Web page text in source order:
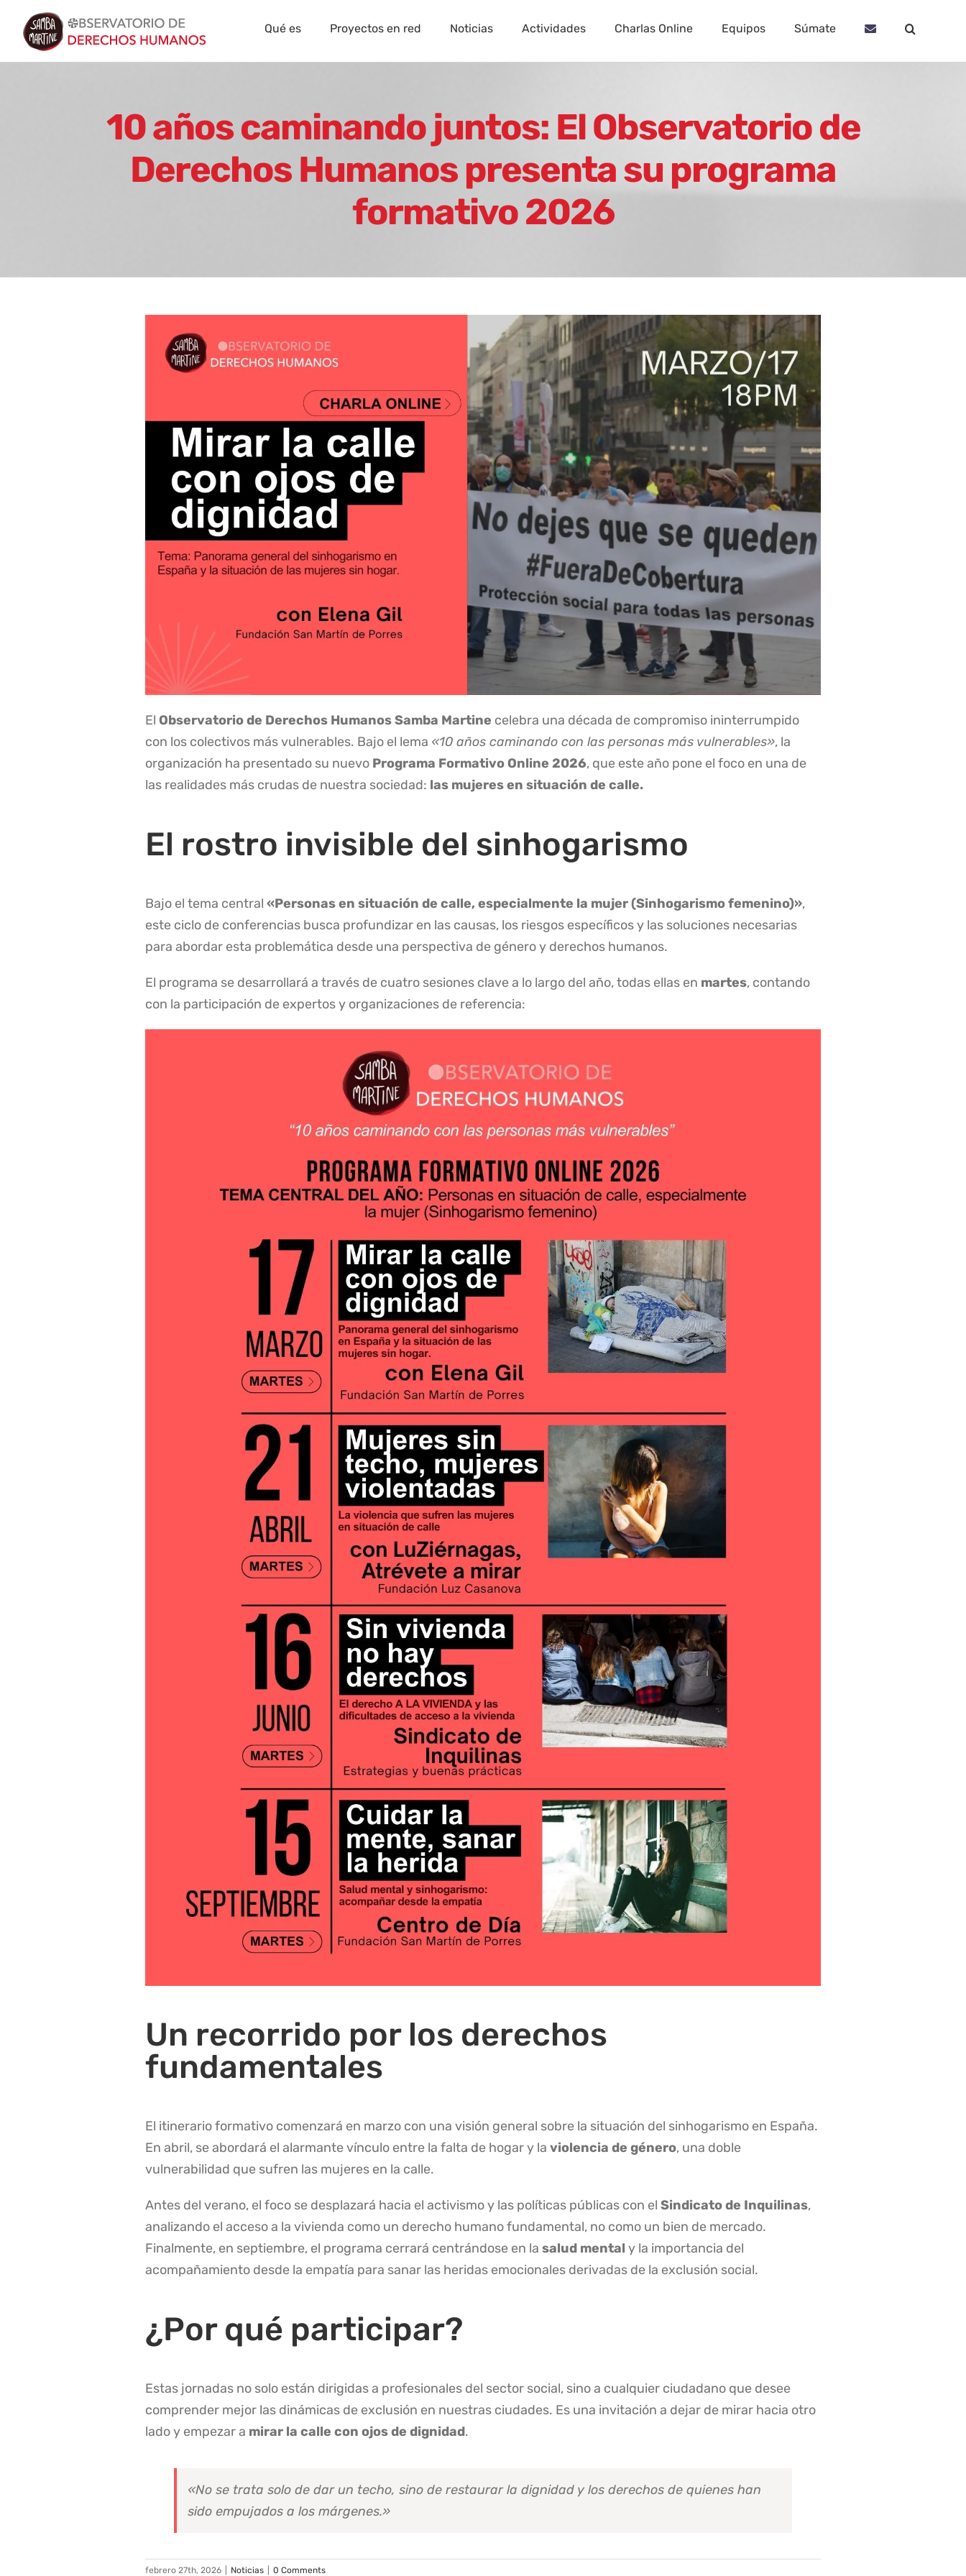
content
Qué es Proyectos en red Noticias Actividades Charlas Online Equipos Súmate
10 años caminando juntos: El Observatorio de
Derechos Humanos presenta su programa
formativo 2026
El Observatorio de Derechos Humanos Samba Martine celebra una década de compromiso ininterrumpido
con los colectivos más vulnerables. Bajo el lema «10 años caminando con las personas más vulnerables», la
organización ha presentado su nuevo Programa Formativo Online 2026, que este año pone el foco en una de
las realidades más crudas de nuestra sociedad: las mujeres en situación de calle.
El rostro invisible del sinhogarismo
Bajo el tema central «Personas en situación de calle, especialmente la mujer (Sinhogarismo femenino)»,
este ciclo de conferencias busca profundizar en las causas, los riesgos específicos y las soluciones necesarias
para abordar esta problemática desde una perspectiva de género y derechos humanos.
El programa se desarrollará a través de cuatro sesiones clave a lo largo del año, todas ellas en martes, contando
con la participación de expertos y organizaciones de referencia:
Un recorrido por los derechos
fundamentales
El itinerario formativo comenzará en marzo con una visión general sobre la situación del sinhogarismo en España.
En abril, se abordará el alarmante vínculo entre la falta de hogar y la violencia de género, una doble
vulnerabilidad que sufren las mujeres en la calle.
Antes del verano, el foco se desplazará hacia el activismo y las políticas públicas con el Sindicato de Inquilinas,
analizando el acceso a la vivienda como un derecho humano fundamental, no como un bien de mercado.
Finalmente, en septiembre, el programa cerrará centrándose en la salud mental y la importancia del
acompañamiento desde la empatía para sanar las heridas emocionales derivadas de la exclusión social.
¿Por qué participar?
Estas jornadas no solo están dirigidas a profesionales del sector social, sino a cualquier ciudadano que desee
comprender mejor las dinámicas de exclusión en nuestras ciudades. Es una invitación a dejar de mirar hacia otro
lado y empezar a mirar la calle con ojos de dignidad.
«No se trata solo de dar un techo, sino de restaurar la dignidad y los derechos de quienes han
sido empujados a los márgenes.»
febrero 27th, 2026 Noticias 0 Comments